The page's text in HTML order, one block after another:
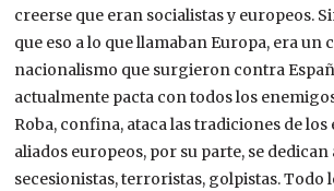
creerse que eran socialistas y europeos.
que eso a lo que llamaban Europa, era un
nacionalismo que surgieron contra
actualmente pacta con todos los
Roba, confina, ataca las tradiciones de los
aliados europeos, por su parte, se
secesionistas, terroristas, golpistas. Todo